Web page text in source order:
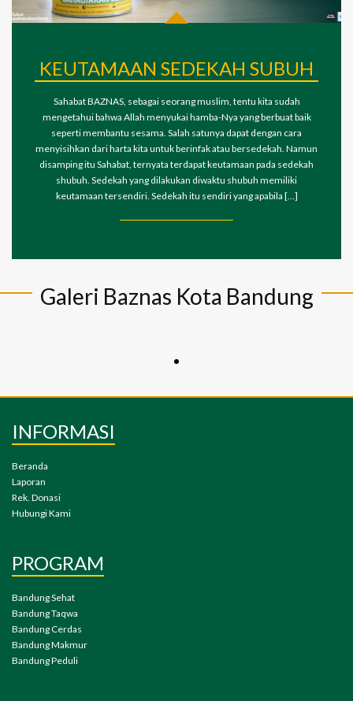
KEUTAMAAN SEDEKAH SUBUH
Sahabat BAZNAS, sebagai seorang muslim, tentu kita sudah
mengetahui bahwa Allah menyukai hamba-Nya yang berbuat baik
seperti membantu sesama. Salah satunya dapat dengan cara
menyisihkan dari harta kita untuk berinfak atau bersedekah. Namun
disamping itu Sahabat, ternyata terdapat keutamaan pada sedekah
shubuh. Sedekah yang dilakukan diwaktu shubuh memiliki
keutamaan tersendiri. Sedekah itu sendiri yang apabila […]
Galeri Baznas Kota Bandung
INFORMASI
Beranda
Laporan
Rek. Donasi
Hubungi Kami
PROGRAM
Bandung Sehat
Bandung Taqwa
Bandung Cerdas
Bandung Makmur
Bandung Peduli